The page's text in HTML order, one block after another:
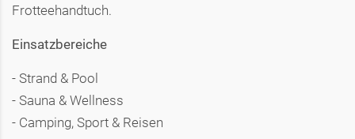
Frotteehandtuch.
Einsatzbereiche
- Strand & Pool
- Sauna & Wellness
- Camping, Sport & Reisen